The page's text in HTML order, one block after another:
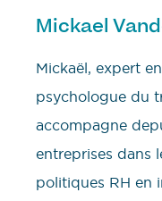
Mickael
Mickaël, expert
psychologue du
accompagne
entreprises dans
politiques RH en